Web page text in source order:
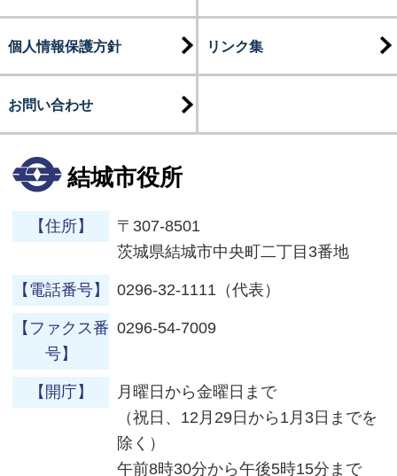
個人情報保護方針 リンク集
お問い合わせ
結城市役所
【住所】
〒307-8501
茨城県結城市中央町二丁目3番地
【電話番号】 0296-32-1111（代表）
【ファクス番
号】
0296-54-7009
【開庁】
月曜日から金曜日まで
（祝日、12月29日から1月3日までを
除く）
午前8時30分から午後5時15分まで